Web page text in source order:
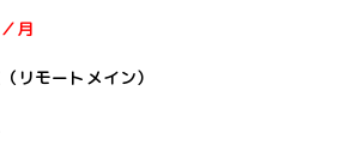
月
リモートメイン）